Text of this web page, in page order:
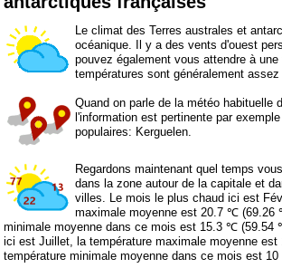
Le climat des Terres australes et
océanique. Il y a des vents d'ouest
pouvez également vous attendre à
températures sont généralement assez
Quand on parle de la météo habituelle
l'information est pertinente par
populaires: Kerguelen.
Regardons maintenant quel temps
dans la zone autour de la capitale et
villes. Le mois le plus chaud ici est
maximale moyenne est 20.7 ℃ (69.26
minimale moyenne dans ce mois est 15.3 ℃ (59.54
ici est Juillet, la température maximale moyenne
température minimale moyenne dans ce mois est